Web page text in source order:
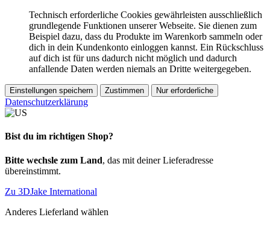
Technisch erforderliche Cookies gewährleisten ausschließlich
grundlegende Funktionen unserer Webseite. Sie dienen zum
Beispiel dazu, dass du Produkte im Warenkorb sammeln oder
dich in dein Kundenkonto einloggen kannst. Ein Rückschluss
auf dich ist für uns dadurch nicht möglich und dadurch
anfallende Daten werden niemals an Dritte weitergegeben.
Einstellungen speichern Zustimmen Nur erforderliche
Datenschutzerklärung
Bist du im richtigen Shop?
Bitte wechsle zum Land, das mit deiner Lieferadresse
übereinstimmt.
Zu 3DJake International
Anderes Lieferland wählen